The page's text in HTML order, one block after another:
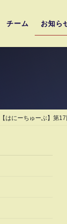
チーム お知ら
【はにーちゅーぶ】第